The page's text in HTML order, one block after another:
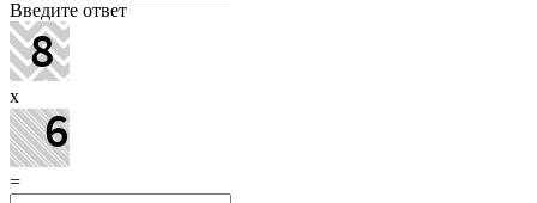
Введите ответ
x
=